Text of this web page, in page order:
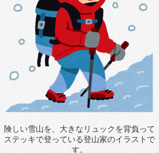
険しい雪山を、大きなリュックを背負って
ステッキで登っている登山家のイラストで
す。